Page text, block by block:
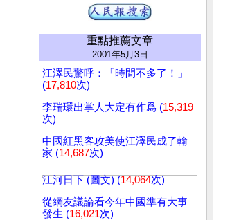
重點推薦文章
2001年5月3日
江澤民驚呼：「時間不多了！」
(17,810次)
李瑞環出掌人大定有作爲 (15,319
次)
中國紅黑客攻美使江澤民成了輸
家 (14,687次)
江河日下 (圖文) (14,064次)
從網友議論看今年中國準有大事
發生 (16,021次)